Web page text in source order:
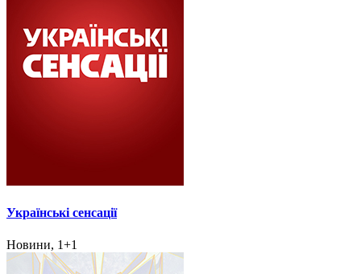
Українські сенсації
Новини, 1+1